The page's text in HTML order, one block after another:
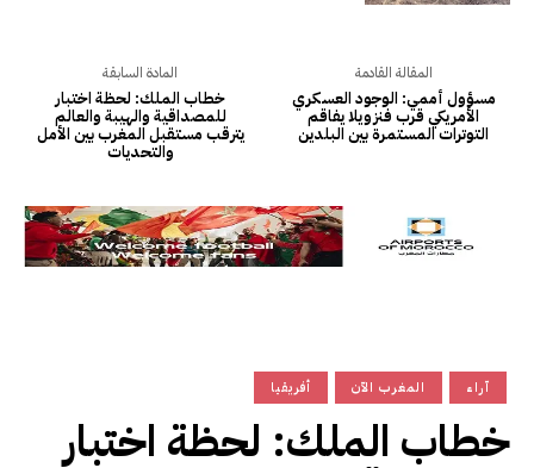
المادة السابقة
خطاب الملك: لحظة اختبار
للمصداقية والهيبة والعالم
يترقب مستقبل المغرب بين الأمل
والتحديات
المقالة القادمة
مسؤول أممي: الوجود العسكري
الأمريكي قرب فنزويلا يفاقم
التوترات المستمرة بين البلدين